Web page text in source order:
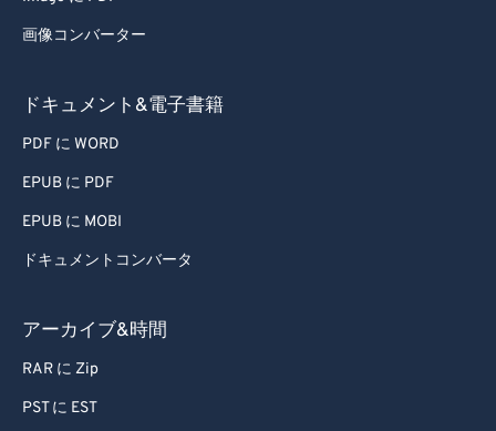
画像コンバーター
ドキュメント&電子書籍
PDF に WORD
EPUB に PDF
EPUB に MOBI
ドキュメントコンバータ
アーカイブ&時間
RAR に Zip
PST に EST